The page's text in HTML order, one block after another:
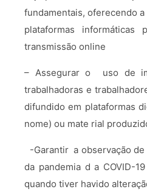
fundamentais, oferecendo
plataformas informáticas
transmissão online
– Assegurar o uso de
trabalhadoras e
difundido em plataformas
nome) ou mate rial
-Garantir a observação
da pandemia d a COVID-
quando tiver havido